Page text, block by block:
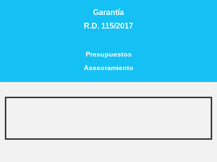
Garantía
R.D. 115/2017
Presupuestos
Asesoramiento